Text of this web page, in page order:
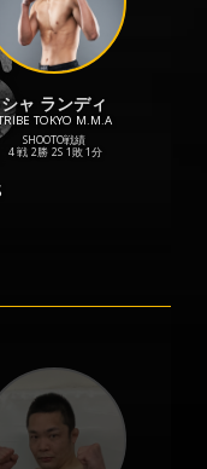
シャ ランディ
TOKYO M.M.A
SHOOTO戦績
4 戦 2勝 2S 1敗 1分